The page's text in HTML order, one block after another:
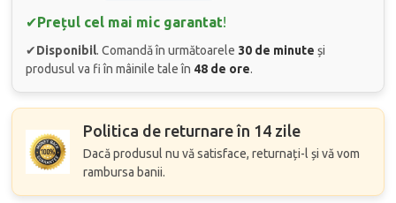
✔Prețul cel mai mic garantat!
✔Disponibil. Comandă în următoarele 30 de minute și
produsul va fi în mâinile tale în 48 de ore.
Politica de returnare în 14 zile
Dacă produsul nu vă satisface, returnați-l și vă vom
rambursa banii.